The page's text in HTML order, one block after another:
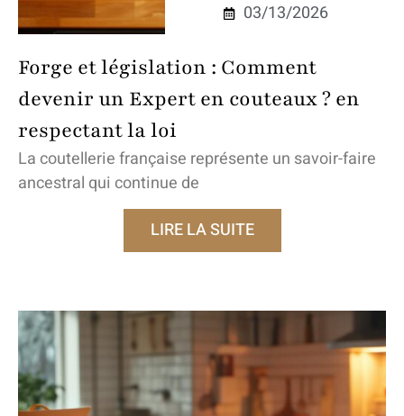
03/13/2026
Forge et législation : Comment
devenir un Expert en couteaux ? en
respectant la loi
La coutellerie française représente un savoir-faire
ancestral qui continue de
LIRE LA SUITE